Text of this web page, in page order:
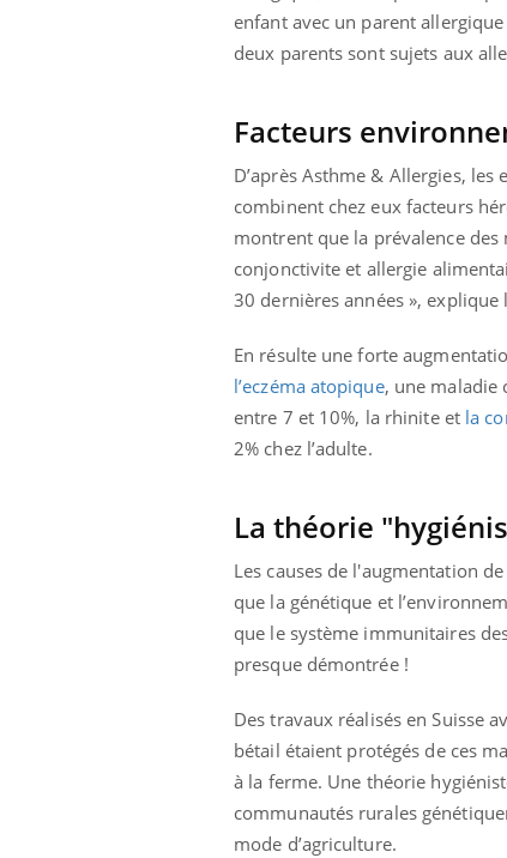
enfant avec un parent
deux parents sont sujets aux
Facteurs
D’après Asthme & Allergies,
combinent chez eux facteurs
montrent que la prévalence
conjonctivite et allergie
30 dernières années », explique
En résulte une forte
l’eczéma atopique, une maladie
entre 7 et 10%, la rhinite et la
2% chez l’adulte.
La théorie
Les causes de l'augmentation
que la génétique et
que le système immunitaires
presque démontrée !
Des travaux réalisés en Suisse
bétail étaient protégés de ces
à la ferme. Une théorie
communautés rurales
mode d’agriculture.
Cytomégalovirus : ce qui
change dans la prise en